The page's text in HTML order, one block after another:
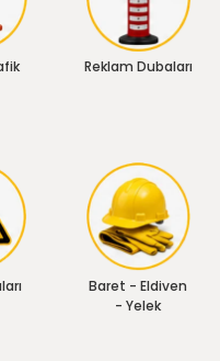
Reklam Dubaları
Baret - Eldiven
- Yelek